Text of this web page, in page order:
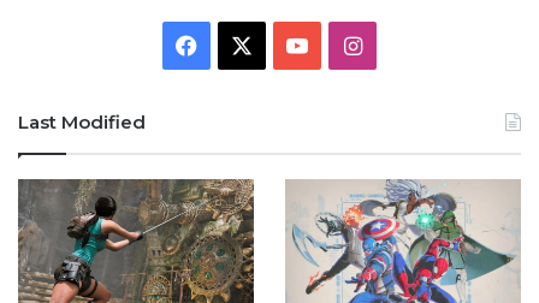
Facebook YouTubeInstagram
Last Modified